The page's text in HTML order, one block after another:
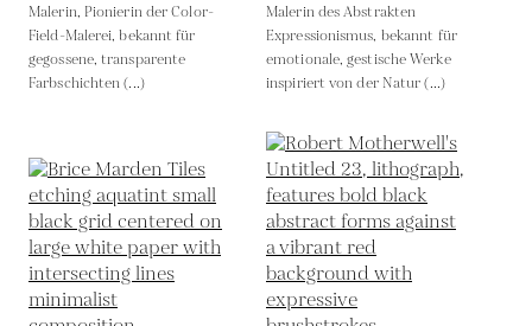
Malerin, Pionierin der Color-
Field-Malerei, bekannt für
gegossene, transparente
Farbschichten (...)
Malerin des Abstrakten
Expressionismus, bekannt für
emotionale, gestische Werke
inspiriert von der Natur (...)